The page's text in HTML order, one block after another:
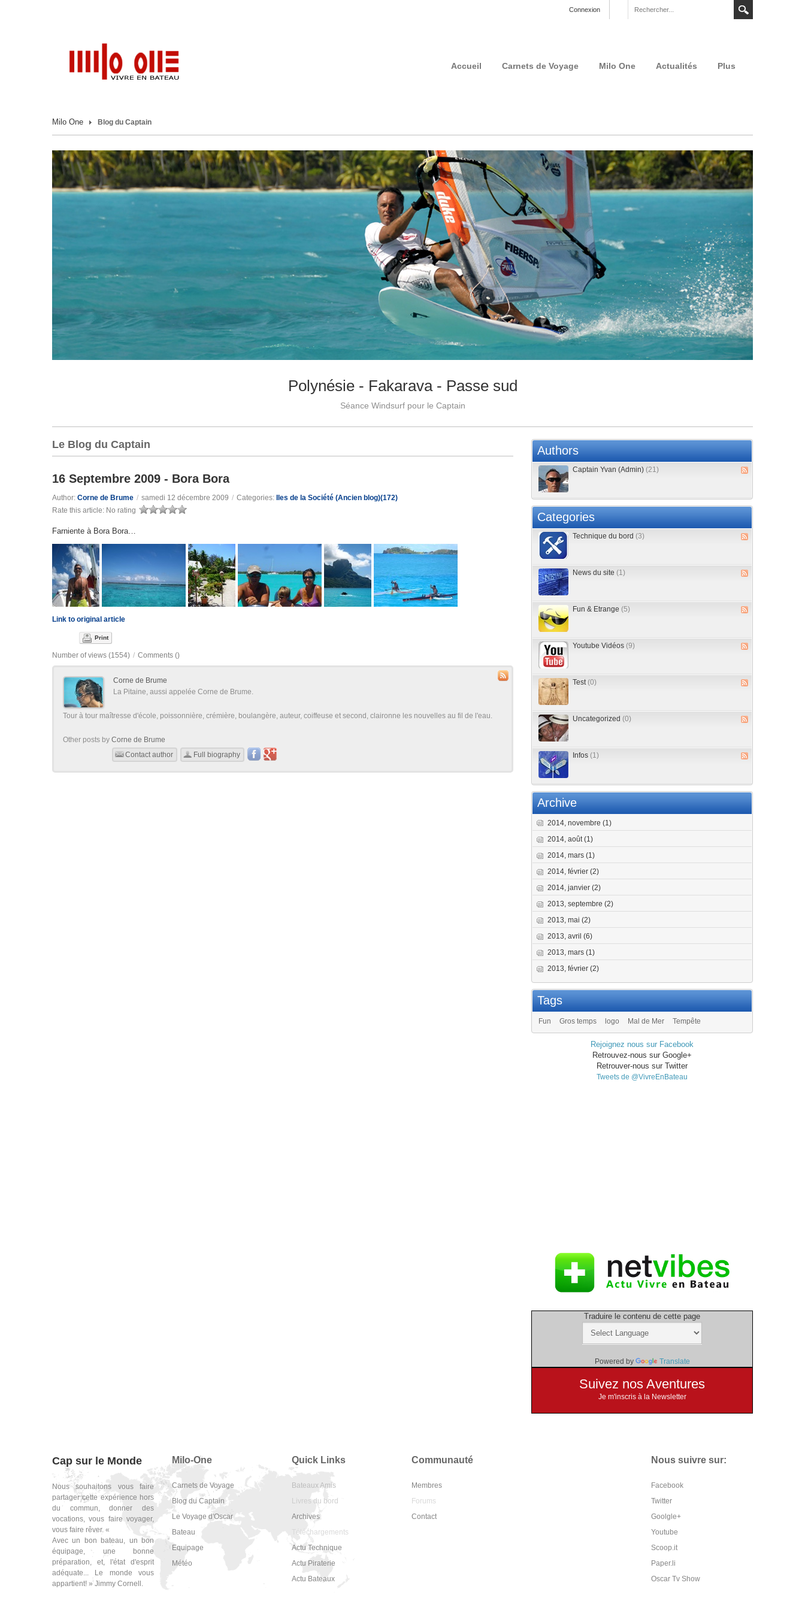
Connexion
Accueil Carnets de Voyage Milo One Actualités Plus
Milo One Blog du Captain
Polynésie - Fakarava - Passe sud
Séance Windsurf pour le Captain
Le Blog du Captain
16 Septembre 2009 - Bora Bora
Author: Corne de Brume / samedi 12 décembre 2009 / Categories:
Iles de la Société (Ancien blog)(172)
Rate this article: No rating
Farniente à Bora Bora…
Link to original article
Print
Number of views (1554) / Comments ()
Corne de Brume
La Pitaine, aussi appelée Corne de Brume.
Tour à tour maîtresse d'école, poissonnière, crémière, boulangère, auteur, coiffeuse et second, claironne les nouvelles au fil de l'eau.
Other posts by Corne de Brume
Contact author
Full biography
Authors
Captain Yvan (Admin) (21)
Categories
Technique du bord (3)
News du site (1)
Fun & Etrange (5)
Youtube Vidéos (9)
Test (0)
Uncategorized (0)
Infos (1)
Archive
2014, novembre (1)
2014, août(1)
2014, mars (1)
2014, février (2)
2014, janvier (2)
2013, septembre (2)
2013, mai (2)
2013, avril (6)
2013, mars (1)
2013, février (2)
Tags
Fun Gros temps logo Mal de Mer Tempête
Rejoignez nous sur Facebook
Retrouvez-nous sur Google+
Retrouver-nous sur Twitter
Tweets de @VivreEnBateau
Traduire le contenu de cette page
Powered by Translate
Suivez nos Aventures
Je m'inscris à la Newsletter
Cap sur le Monde
Nous souhaitons vous faire
partager cette expérience hors
du commun, donner des
vocations, vous faire voyager,
vous faire rêver. «
Avec un bon bateau, un bon
équipage, une bonne
préparation, et, l'état d'esprit
adéquate... Le monde vous
appartient! » Jimmy Cornell.
Milo-One
Carnets de Voyage
Blog du Captain
Le Voyage d'Oscar
Bateau
Equipage
Météo
Quick Links
Bateaux Amis
Livres du bord
Archives
Téléchargements
Actu Technique
Actu Piraterie
Actu Bateaux
Communauté
Membres
Forums
Contact
Nous suivre sur:
Facebook
Twitter
Goolgle+
Youtube
Scoop.it
Paper.li
Oscar Tv Show